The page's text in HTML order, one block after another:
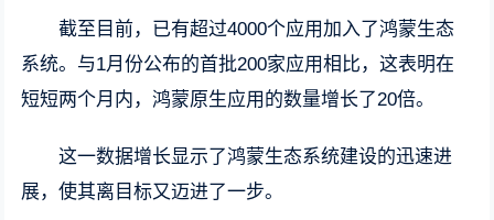
截至目前，已有超过4000个应用加入了鸿蒙生态
系统。与1月份公布的首批200家应用相比，这表明在
短短两个月内，鸿蒙原生应用的数量增长了20倍。
这一数据增长显示了鸿蒙生态系统建设的迅速进
展，使其离目标又迈进了一步。